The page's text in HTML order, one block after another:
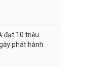
đạt 10 triệu
phát hành